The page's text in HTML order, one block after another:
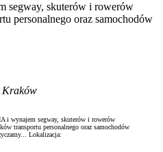
skuterów i rowerów
personalnego oraz samochodów
Kraków
i wynajem segway, skuterów i rowerów
transportu personalnego oraz samochodów
Lokalizacja: